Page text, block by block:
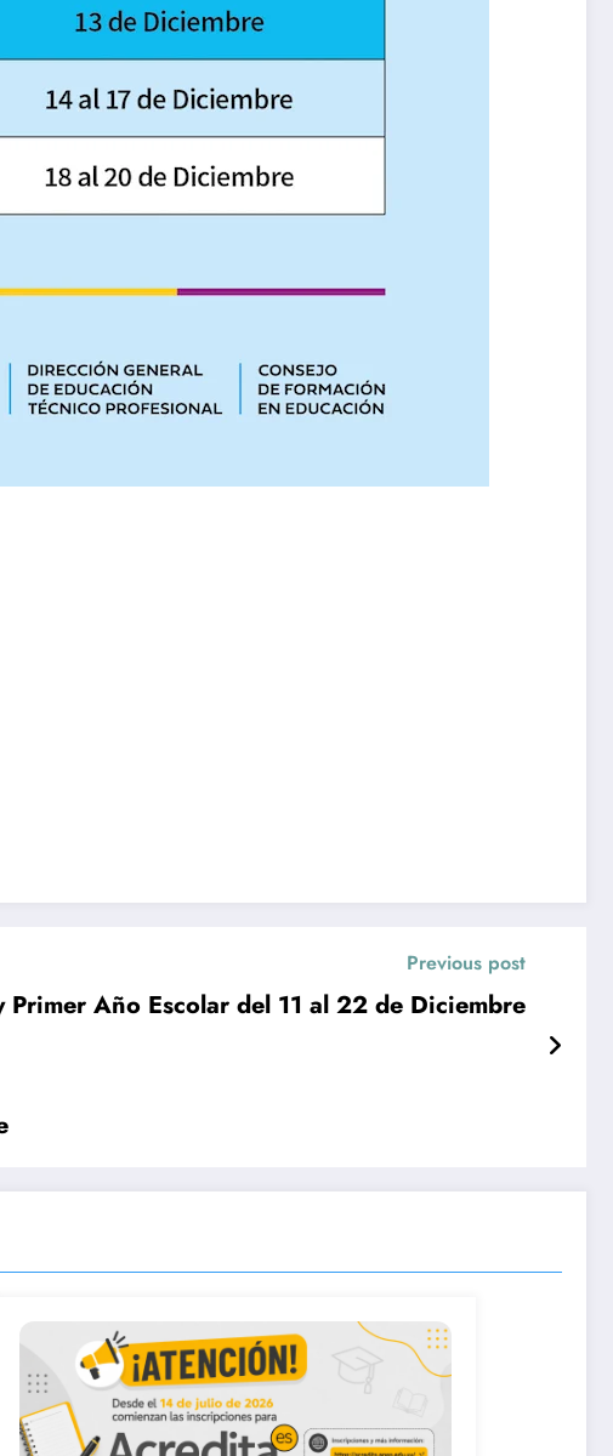
Previous post
Año Escolar del 11 al 22 de Diciembre